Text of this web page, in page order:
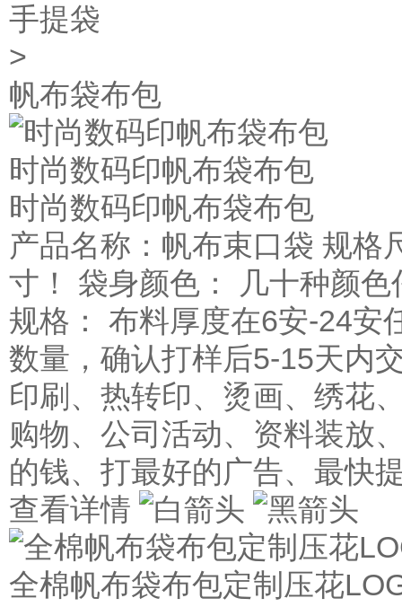
手提袋
>
帆布袋布包
时尚数码印帆布袋布包
时尚数码印帆布袋布包
产品名称：帆布束口袋 规格
寸！ 袋身颜色： 几十种颜
规格： 布料厚度在6安-24安
数量，确认打样后5-15天内
印刷、热转印、烫画、绣花
购物、公司活动、资料装放
的钱、打最好的广告、最快
查看详情
全棉帆布袋布包定制压花